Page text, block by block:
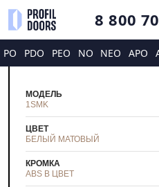
8 800
PO PDO PEO NO NEO APO
МОДЕЛЬ
1SMK
ЦВЕТ
БЕЛЫЙ МАТОВЫЙ
КРОМКА
ABS В ЦВЕТ